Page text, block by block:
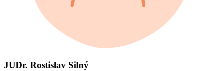
JUDr. Rostislav Silný